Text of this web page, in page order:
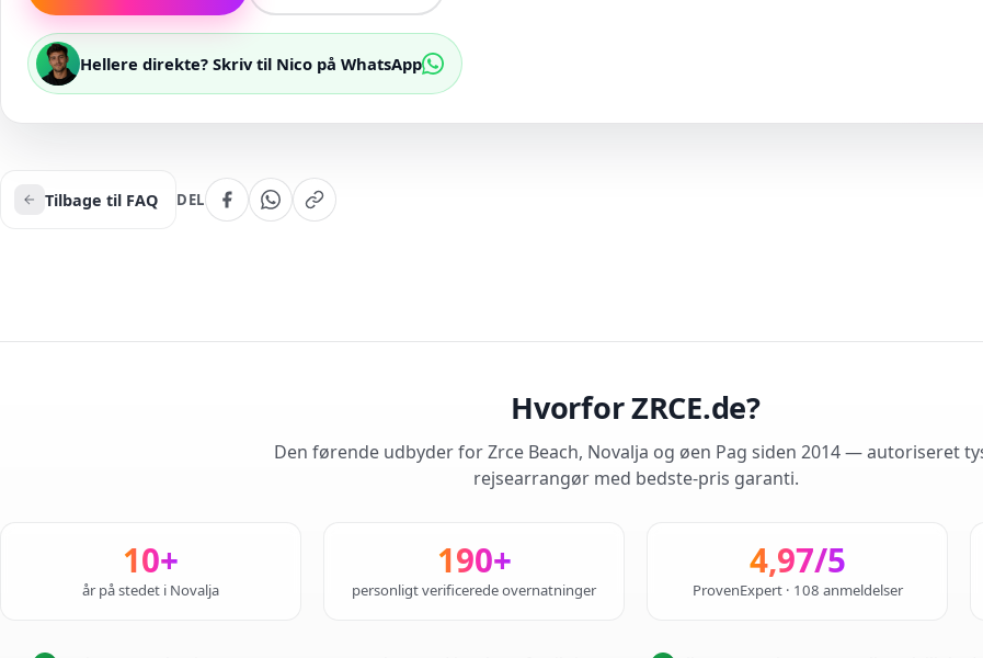
Hellere direkte? Skriv til Nico på WhatsApp
Tilbage til FAQ DEL
Hvorfor ZRCE.de?
Den førende udbyder for Zrce Beach, Novalja og øen Pag siden 2014 — autoriseret
rejsearrangør med bedste-pris garanti.
10+
år på stedet i Novalja
190+
personligt verificerede overnatninger
4,97/5
ProvenExpert · 108 anmeldelser